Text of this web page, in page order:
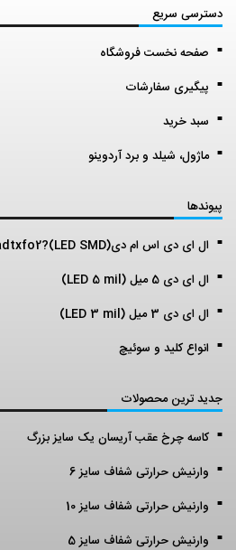
دسترسی سریع
صفحه نخست فروشگاه
پیگیری سفارشات
سبد خرید
ماژول، شیلد و برد آردوینو
پیوندها
ال ای دی اس ام دی(LED SMD)?adtxfo2
ال ای دی 5 میل (LED 5 mil)
ال ای دی 3 میل (LED 3 mil)
انواع کلید و سوئیچ
جدید ترین محصولات
کاسه چرخ عقب آریسان یک سایز بزرگ
وارنیش حرارتی شفاف سایز 6
وارنیش حرارتی شفاف سایز 10
وارنیش حرارتی شفاف سایز 5